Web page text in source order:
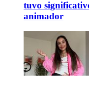
tuvo
animador